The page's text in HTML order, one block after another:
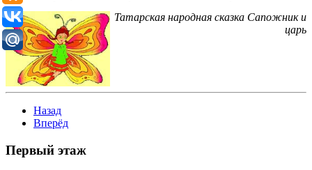
Татарская народная сказка Сапожник и
царь
Назад
Вперёд
Первый этаж